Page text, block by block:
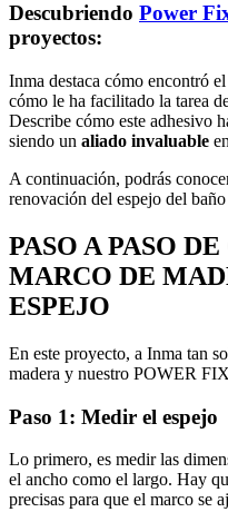
Descubriendo Power
proyectos:
Inma destaca cómo encontró
cómo le ha facilitado la tarea
Describe cómo este adhesivo
siendo un aliado invaluable
A continuación, podrás
renovación del espejo del
PASO A PASO
MARCO DE
ESPEJO
En este proyecto, a Inma tan
madera y nuestro POWER
Paso 1: Medir el espejo
Lo primero, es medir las
el ancho como el largo. Hay
precisas para que el marco se